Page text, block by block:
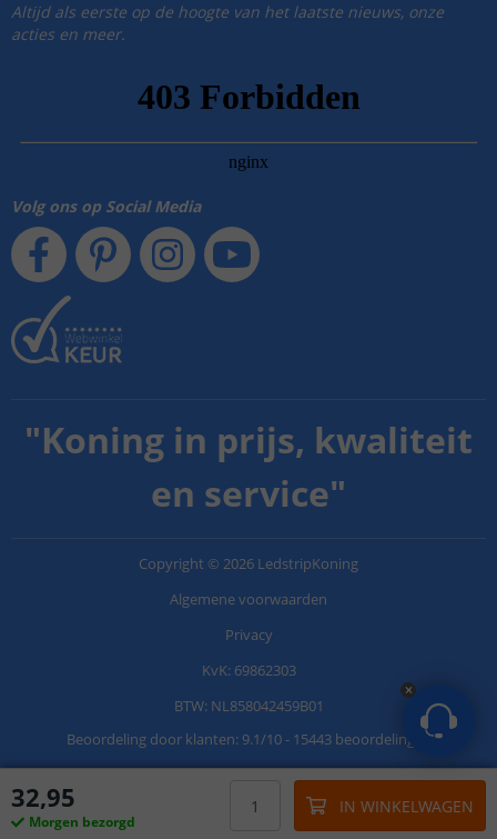
32,95
Morgen bezorgd
IN WINKELWAGEN
Altijd als eerste op de hoogte van het laatste nieuws, onze
acties en meer.
Volg ons op Social Media
"Koning in prijs, kwaliteit
en service"
Copyright © 2026 LedstripKoning
Algemene voorwaarden
Privacy
KvK: 69862303
BTW: NL858042459B01
Beoordeling door klanten: 9.1/10- 15443 beoordelingen